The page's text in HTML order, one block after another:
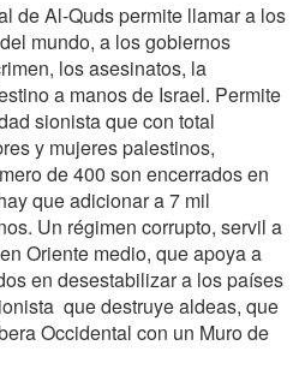
de Al-Quds permite llamar a los
mundo, a los gobiernos
los asesinatos, la
a manos de Israel. Permite
sionista que con total
y mujeres palestinos,
de 400 son encerrados en
que adicionar a 7 mil
Un régimen corrupto, servil a
Oriente medio, que apoya a
en desestabilizar a los países
que destruye aldeas, que
Occidental con un Muro de